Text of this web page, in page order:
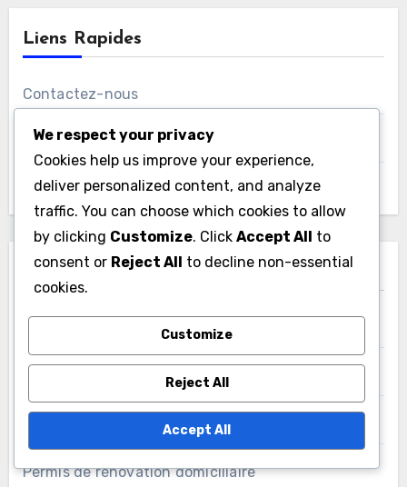
Liens Rapides
Contactez-nous
Archives du blog
Notre Histoire
Catégories
Budgétisation de la Rénovation Domiciliaire
Entrepreneurs en Rénovation de Maisons
Matériaux de Rénovation de Maison
Permis de rénovation domiciliaire
We respect your privacy
Cookies help us improve your experience,
deliver personalized content, and analyze
traffic. You can choose which cookies to allow
by clicking Customize. Click Accept All to
consent or Reject All to decline non-essential
cookies.
Customize
Reject All
Accept All